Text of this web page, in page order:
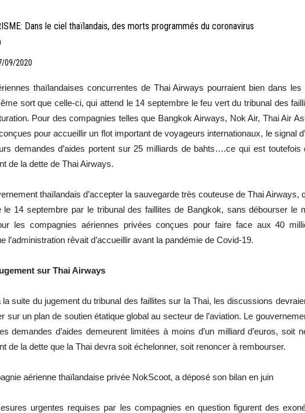
Dans le ciel thaïlandais, des morts programmés du coronavirus
09/2020
thaïlandaises concurrentes de Thai Airways pourraient bien dans
sort que celle-ci, qui attend le 14 septembre le feu vert du tribunal des
Pour des compagnies telles que Bangkok Airways, Nok Air, Thai Air
pour accueillir un flot important de voyageurs internationaux, le signal
demandes d’aides portent sur 25 milliards de bahts….ce qui est toutefois
de la dette de Thai Airways.
thaïlandais d’accepter la sauvegarde très couteuse de Thai Airways,
le 14 septembre par le tribunal des faillites de Bangkok, sans débourser le
les compagnies aériennes privées conçues pour faire face aux 40
l’administration rêvait d’accueillir avant la pandémie de Covid-19.
sur Thai Airways
suite du jugement du tribunal des faillites sur la Thai, les discussions
sur un plan de soutien étatique global au secteur de l’aviation. Le
demandes d’aides demeurent limitées à moins d’un milliard d’euros, soit
de la dette que la Thai devra soit échelonner, soit renoncer à rembourser.
aérienne thaïlandaise privée NokScoot, a déposé son bilan en juin
urgentes requises par les compagnies en question figurent des